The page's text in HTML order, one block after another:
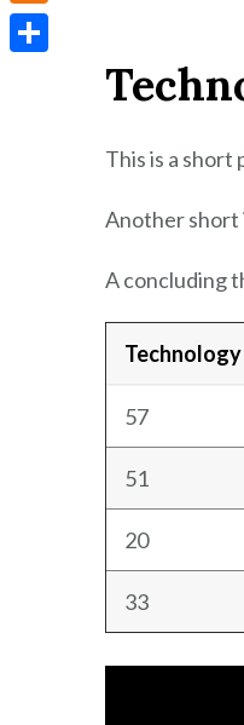
This is a
Another short
A concluding
Technology
57
51
20
33
Odnoklassniki
Отправить